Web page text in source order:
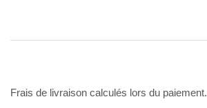
Frais de livraison calculés lors du paiement.